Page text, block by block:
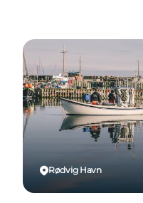
Rødvig Havn